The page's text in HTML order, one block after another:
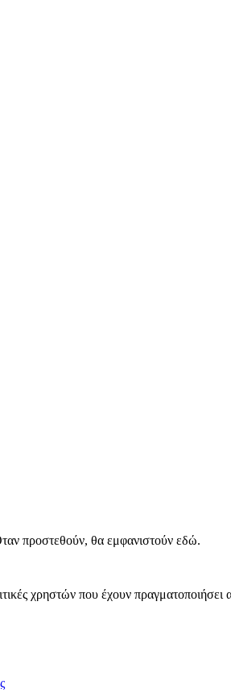
προστεθούν, θα εμφανιστούν εδώ.
χρηστών που έχουν